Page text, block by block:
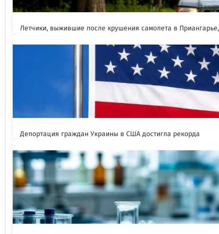
Летчики, выжившие после крушения самолета в
Депортация граждан Украины в США достигла рекорда